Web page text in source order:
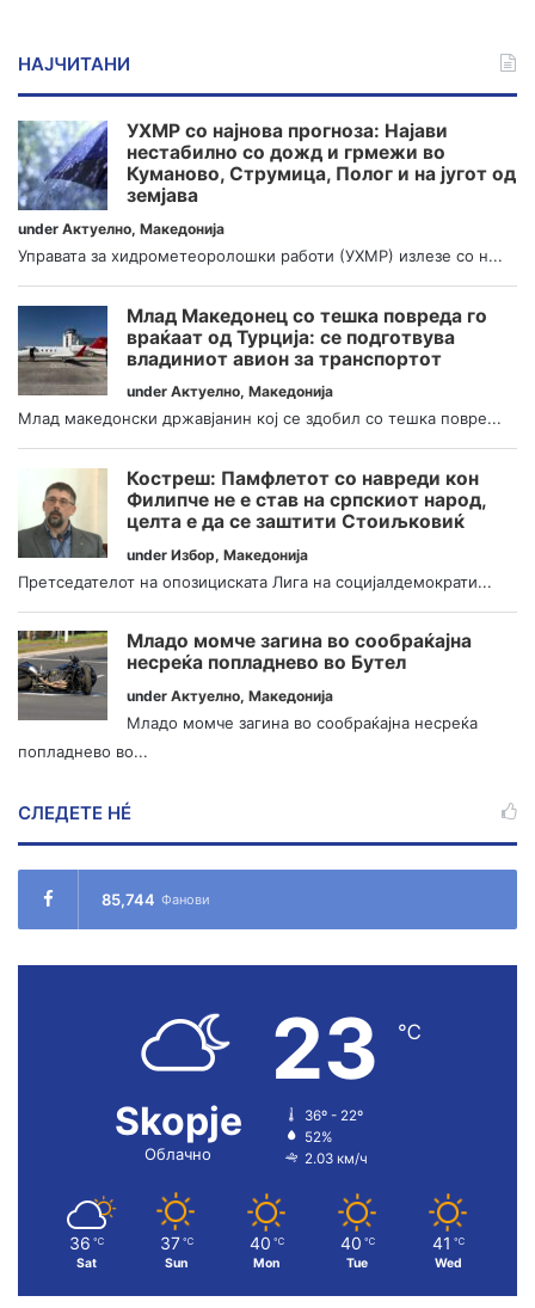
НАЈЧИТАНИ
УХМР со најнова прогноза: Најави
нестабилно со дожд и грмежи во
Куманово, Струмица, Полог и на југот од
земјава
under Актуелно, Македонија
Управата за хидрометеоролошки работи (УХМР) излезе со н...
Млад Македонец со тешка повреда го
враќаат од Турција: се подготвува
владиниот авион за транспортот
under Актуелно, Македонија
Млад македонски државјанин кој се здобил со тешка повре...
Костреш: Памфлетот со навреди кон
Филипче не е став на српскиот народ,
целта е да се заштити Стоиљковиќ
under Избор, Македонија
Претседателот на опозициската Лига на социјалдемократи...
Младо момче загина во сообраќајна
несреќа попладнево во Бутел
under Актуелно, Македонија
Младо момче загина во сообраќајна несреќа
попладнево во...
СЛЕДЕТЕ НÉ
85,744 Фанови
Skopje
Облачно
23 ℃
36º - 22º
52%
2.03 км/ч
36 ℃
Sat
37 ℃
Sun
40 ℃
Mon
40 ℃
Tue
41 ℃
Wed